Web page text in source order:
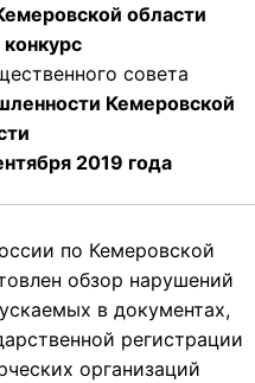
области
совета
Кемеровской
2019 года
по Кемеровской
обзор нарушений
в документах,
регистрации
организаций